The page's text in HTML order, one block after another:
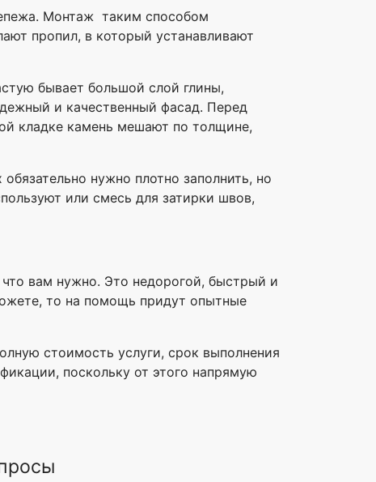
Монтаж таким способом
пропил, в который устанавливают
бывает большой слой глины,
и качественный фасад. Перед
кладке камень мешают по толщине,
нужно плотно заполнить, но
или смесь для затирки швов,
что вам нужно. Это недорогой, быстрый и
то на помощь придут опытные
стоимость услуги, срок выполнения
поскольку от этого напрямую